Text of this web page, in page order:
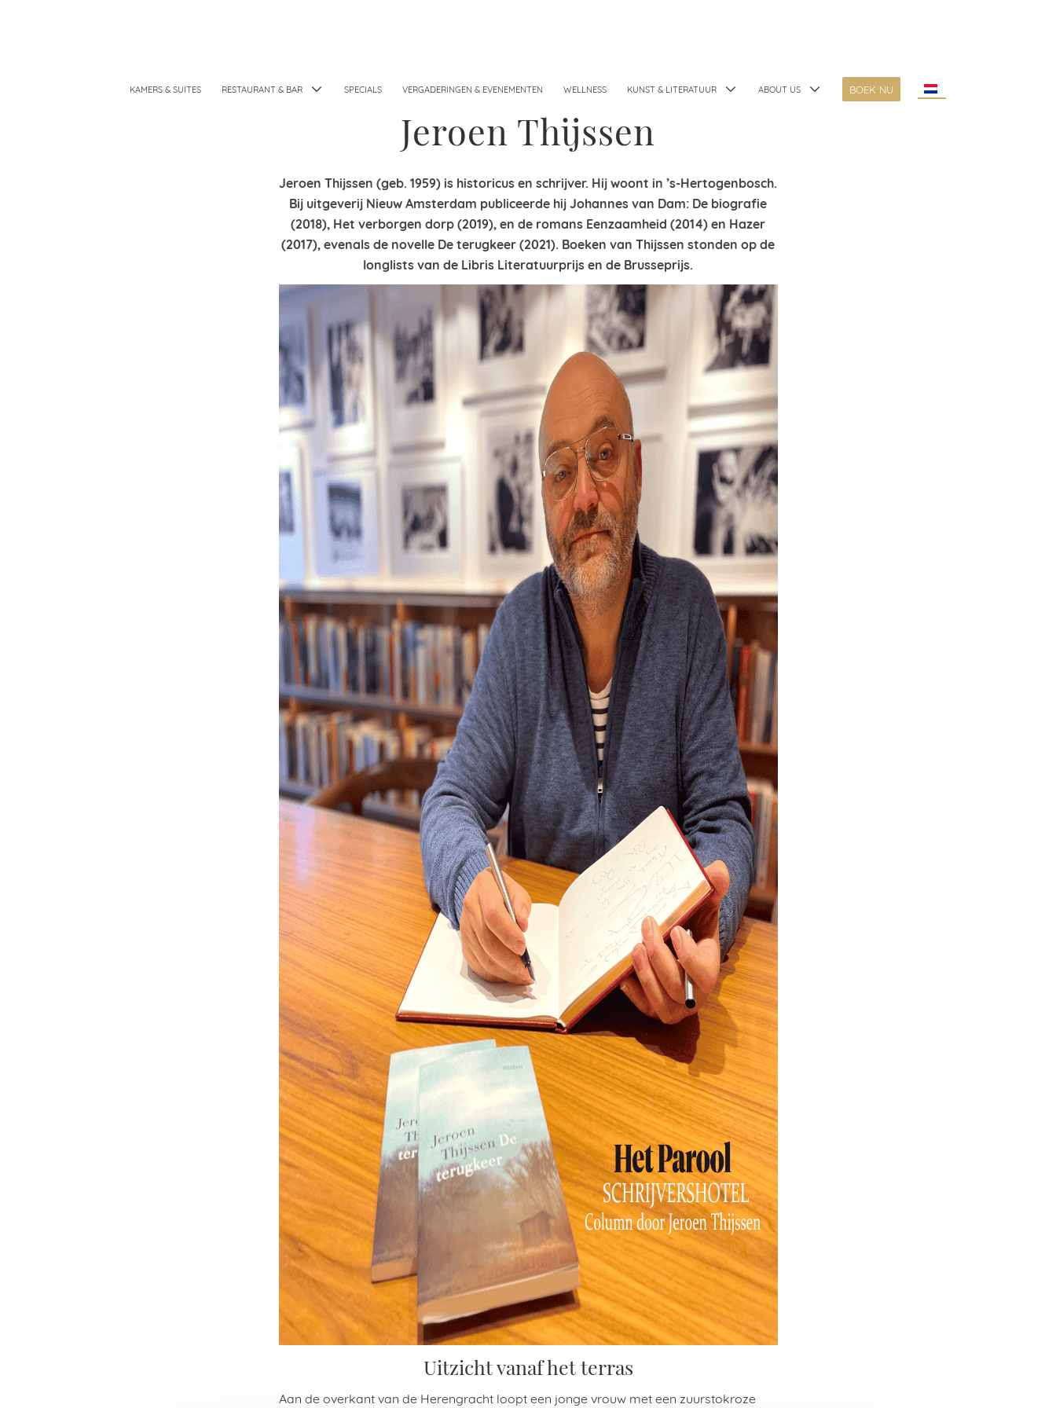
KAMERS & SUITES RESTAURANT & BAR SPECIALS VERGADERINGEN & EVENEMENTEN WELLNESS KUNST & LITERATUUR ABOUT US BOEK NU
Jeroen Thijssen
Jeroen Thijssen (geb. 1959) is historicus en schrijver. Hij woont in ’s-Hertogenbosch.
Bij uitgeverij Nieuw Amsterdam publiceerde hij Johannes van Dam: De biografie
(2018), Het verborgen dorp (2019), en de romans Eenzaamheid (2014) en Hazer
(2017), evenals de novelle De terugkeer (2021). Boeken van Thijssen stonden op de
longlists van de Libris Literatuurprijs en de Brusseprijs.
Uitzicht vanaf het terras
Aan de overkant van de Herengracht loopt een jonge vrouw met een zuurstokroze